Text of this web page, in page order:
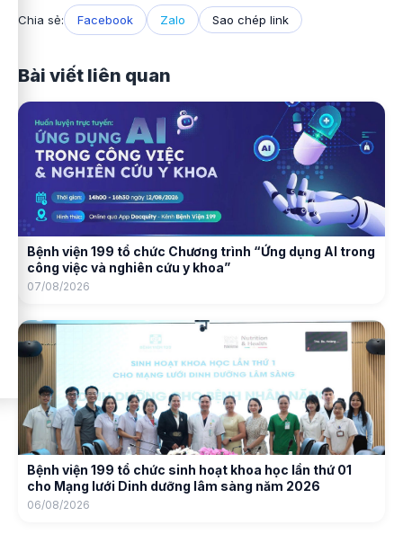
Chia sẻ: Facebook Zalo Sao chép link
Bài viết liên quan
Bệnh viện 199 tổ chức Chương trình “Ứng dụng AI trong
công việc và nghiên cứu y khoa”
07/08/2026
Bệnh viện 199 tổ chức sinh hoạt khoa học lần thứ 01
cho Mạng lưới Dinh dưỡng lâm sàng năm 2026
06/08/2026